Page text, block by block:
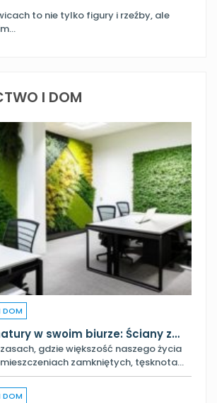
to nie tylko figury i rzeźby, ale
I DOM
DOM
w swoim biurze: Ściany z…
gdzie większość naszego życia
zamkniętych, tęsknota…
DOM